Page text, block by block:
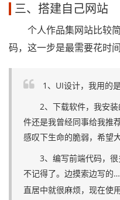
三、搭建自己网站
个人作品集网站比较简
码，这一步是最需要花时
1、UI设计，我用的
2、下载软件，我安装
件还是我曾经同事给我推
感叹下生命的脆弱，希望
3、编写前端代码，很
不记得了。边摸索边写的
直居中就很麻烦，现在使